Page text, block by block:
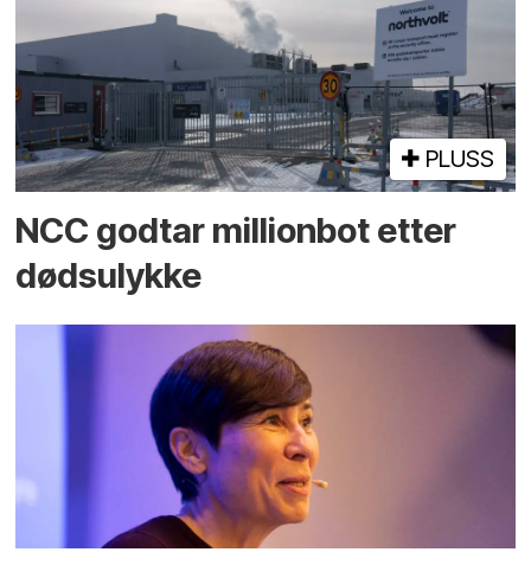
PLUSS
NCC godtar millionbot etter
dødsulykke